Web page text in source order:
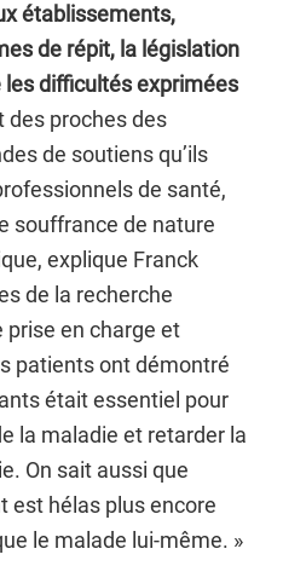
établissements,
de répit, la législation
difficultés exprimées
des proches des
de soutiens qu’ils
de santé,
souffrance de nature
explique Franck
de la recherche
en charge et
patients ont démontré
était essentiel pour
la maladie et retarder la
On sait aussi que
est hélas plus encore
le malade lui-même. »